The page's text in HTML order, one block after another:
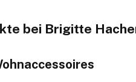
bei Brigitte